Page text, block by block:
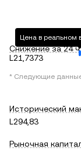
Снижение за 24 ч
L21,7373
Цена в реальном
* Следующие
Исторический
L294,83
Рыночная